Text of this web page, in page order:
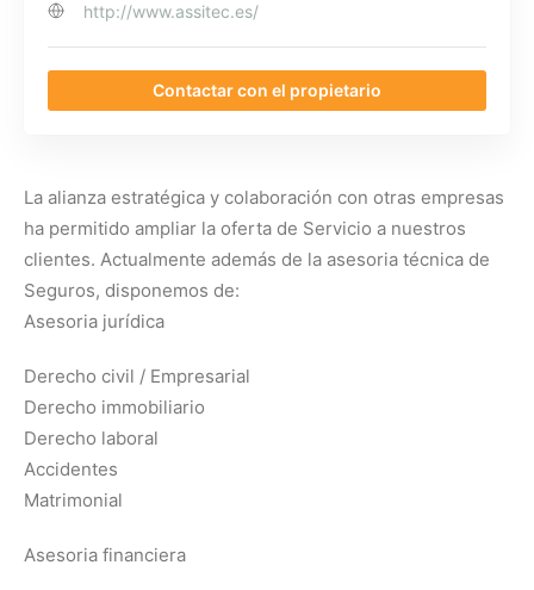
http://www.assitec.es/
Contactar con el propietario
La alianza estratégica y colaboración con otras empresas
ha permitido ampliar la oferta de Servicio a nuestros
clientes. Actualmente además de la asesoria técnica de
Seguros, disponemos de:
Asesoria jurídica
Derecho civil / Empresarial
Derecho immobiliario
Derecho laboral
Accidentes
Matrimonial
Asesoria financiera